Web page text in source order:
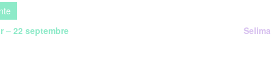
– 22 septembre